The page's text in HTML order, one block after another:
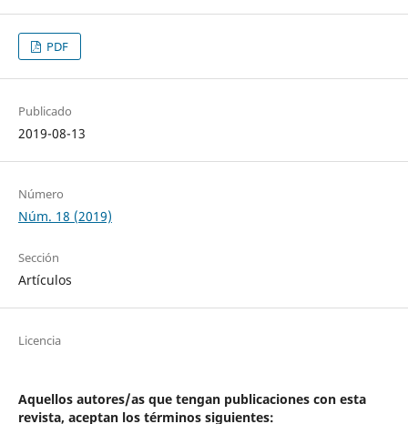
PDF
Publicado
2019-08-13
Número
Núm. 18 (2019)
Sección
Artículos
Licencia
Aquellos autores/as que tengan publicaciones con esta
revista, aceptan los términos siguientes: